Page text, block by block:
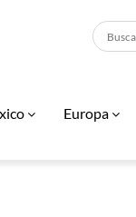
Europa